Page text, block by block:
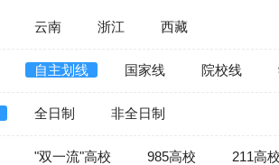
云南 浙江 西藏
自主划线 国家线 院校线
全日制 非全日制
"双一流"高校 985高校 211高